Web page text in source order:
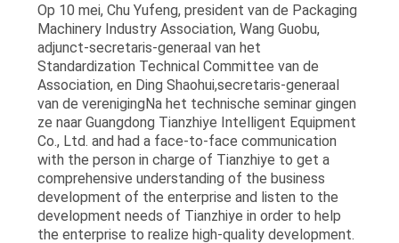
Op 10 mei, Chu Yufeng, president van de Packaging
Machinery Industry Association, Wang Guobu,
adjunct-secretaris-generaal van het
Standardization Technical Committee van de
Association, en Ding Shaohui,secretaris-generaal
van de verenigingNa het technische seminar gingen
ze naar Guangdong Tianzhiye Intelligent Equipment
Co., Ltd. and had a face-to-face communication
with the person in charge of Tianzhiye to get a
comprehensive understanding of the business
development of the enterprise and listen to the
development needs of Tianzhiye in order to help
the enterprise to realize high-quality development.